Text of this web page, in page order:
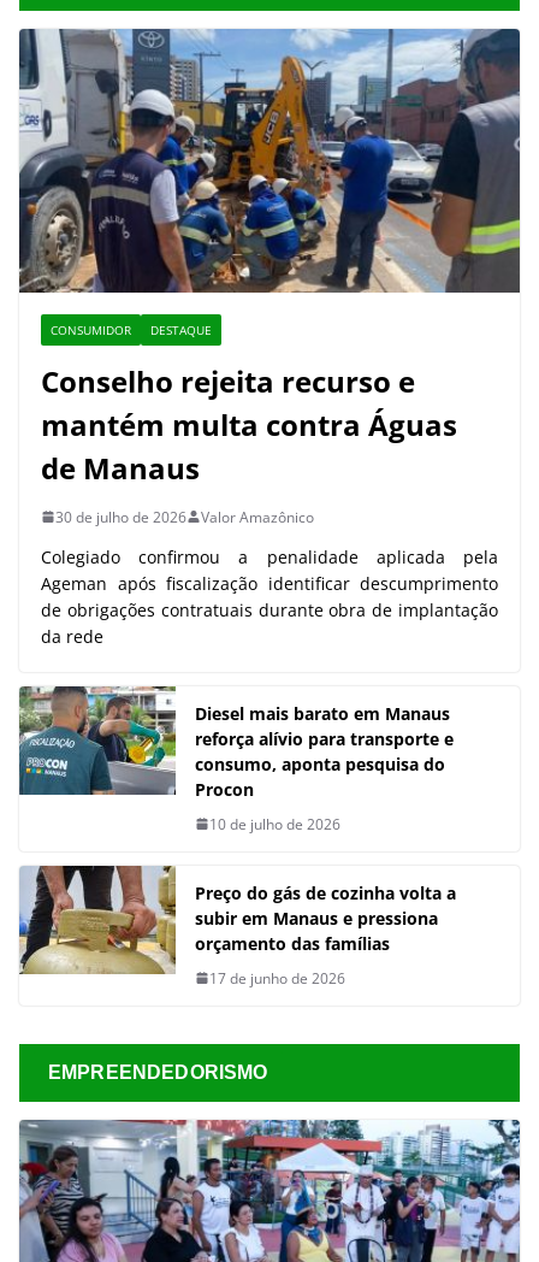
CONSUMIDOR DESTAQUE
Conselho rejeita recurso e
mantém multa contra Águas
de Manaus
30 de julho de 2026 Valor Amazônico
Colegiado confirmou a penalidade aplicada pela
Ageman após fiscalização identificar descumprimento
de obrigações contratuais durante obra de implantação
da rede
Diesel mais barato em Manaus
reforça alívio para transporte e
consumo, aponta pesquisa do
Procon
10 de julho de 2026
Preço do gás de cozinha volta a
subir em Manaus e pressiona
orçamento das famílias
17 de junho de 2026
EMPREENDEDORISMO